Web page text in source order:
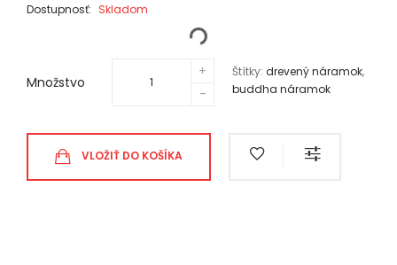
Dostupnosť: Skladom
Množstvo
VLOŽIŤ DO KOŠÍKA
Štítky: drevený náramok,
buddha náramok